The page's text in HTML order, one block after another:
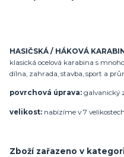
HASIČSKÁ / HÁKOVÁ
klasická ocelová karabina s
dílna, zahrada, stavba, sport a
povrchová úprava: galvanický
velikost: nabízíme v 7
Zboží zařazeno v